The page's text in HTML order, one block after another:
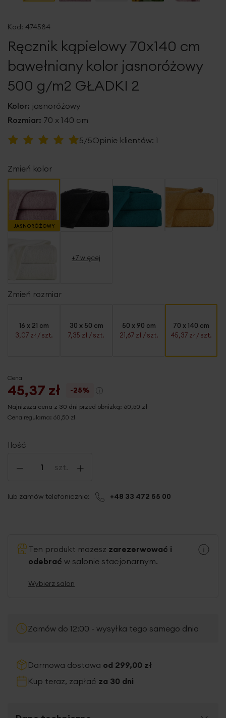
początek
galerii
Kod: 474584
Ręcznik kąpielowy 70x140 cm
bawełniany kolor jasnoróżowy
500 g/m2 GŁADKI 2
Kolor: jasnoróżowy
Rozmiar: 70 x 140 cm
Ocena:
5/5Opinie klientów: 1
Zmień kolor
JASNORÓŻOWY
+7 więcej
Zmień rozmiar
16 x 21 cm
3,07 zł / szt.
30 x 50 cm
7,35 zł / szt.
50 x 90 cm
21,67 zł / szt.
70 x 140 cm
45,37 zł / szt.
Ilość
- szt. +
Cena
45,37 zł -25%
Najniższa cena z 30 dni przed obniżką: 60,50 zł
Cena regularna: 60,50 zł
lub zamów telefonicznie: +48 33 472 55 00
Ten produkt możesz zarezerwować i
odebrać w salonie stacjonarnym.
Wybierz salon
Zamów do 12:00 - wysyłka tego samego dnia
Darmowa dostawa od 299,00 zł
Kup teraz, zapłać za 30 dni